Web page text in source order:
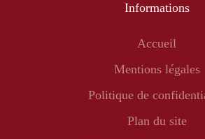
Informations
Accueil
Mentions légales
Politique de
Plan du site